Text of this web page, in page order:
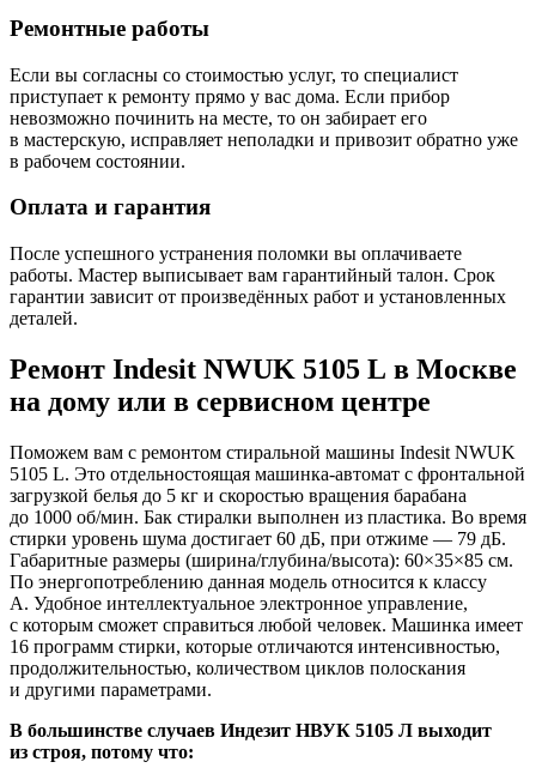
Ремонтные работы
Если вы согласны со стоимостью услуг, то специалист
приступает к ремонту прямо у вас дома. Если прибор
невозможно починить на месте, то он забирает его
в мастерскую, исправляет неполадки и привозит обратно уже
в рабочем состоянии.
Оплата и гарантия
После успешного устранения поломки вы оплачиваете
работы. Мастер выписывает вам гарантийный талон. Срок
гарантии зависит от произведённых работ и установленных
деталей.
Ремонт Indesit NWUK 5105 L в Москве
на дому или в сервисном центре
Поможем вам с ремонтом стиральной машины Indesit NWUK
5105 L. Это отдельностоящая машинка-автомат с фронтальной
загрузкой белья до 5 кг и скоростью вращения барабана
до 1000 об/мин. Бак стиралки выполнен из пластика. Во время
стирки уровень шума достигает 60 дБ, при отжиме — 79 дБ.
Габаритные размеры (ширина/глубина/высота): 60×35×85 см.
По энергопотреблению данная модель относится к классу
A. Удобное интеллектуальное электронное управление,
с которым сможет справиться любой человек. Машинка имеет
16 программ стирки, которые отличаются интенсивностью,
продолжительностью, количеством циклов полоскания
и другими параметрами.
В большинстве случаев Индезит НВУК 5105 Л выходит
из строя, потому что: